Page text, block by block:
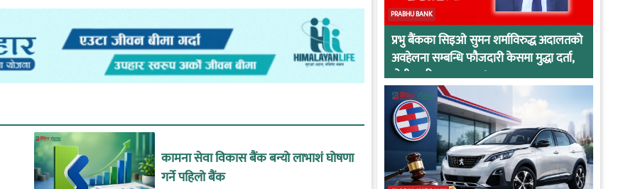
कामना सेवा विकास बैंक बन्यो लाभाशं घोषणा
गर्ने पहिलो बैंक
PRABHU BANK
प्रभु बैंकका सिइओ सुमन शर्माविरुद्ध अदालतको
अवहेलना सम्बन्धि फौजदारी केसमा मुद्धा दर्ता,
दोषी ठहरिए जान्छ पद !